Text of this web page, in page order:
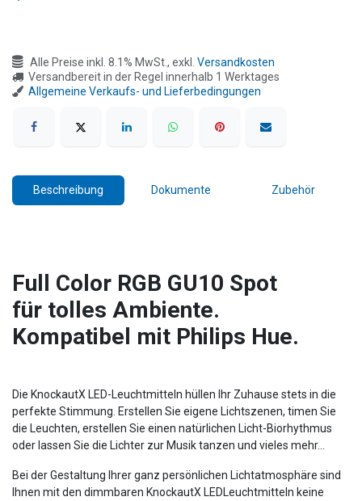
Alle Preise inkl. 8.1% MwSt., exkl. Versandkosten
Versandbereit in der Regel innerhalb 1 Werktages
Allgemeine Verkaufs- und Lieferbedingungen
Beschreibung Dokumente Zubehör
Full Color RGB GU10 Spot
für tolles Ambiente.
Kompatibel mit Philips Hue.
Die KnockautX LED-Leuchtmitteln hüllen Ihr Zuhause stets in die
perfekte Stimmung. Erstellen Sie eigene Lichtszenen, timen Sie
die Leuchten, erstellen Sie einen natürlichen Licht-Biorhythmus
oder lassen Sie die Lichter zur Musik tanzen und vieles mehr...
Bei der Gestaltung Ihrer ganz persönlichen Lichtatmosphäre sind
Ihnen mit den dimmbaren KnockautX LEDLeuchtmitteln keine